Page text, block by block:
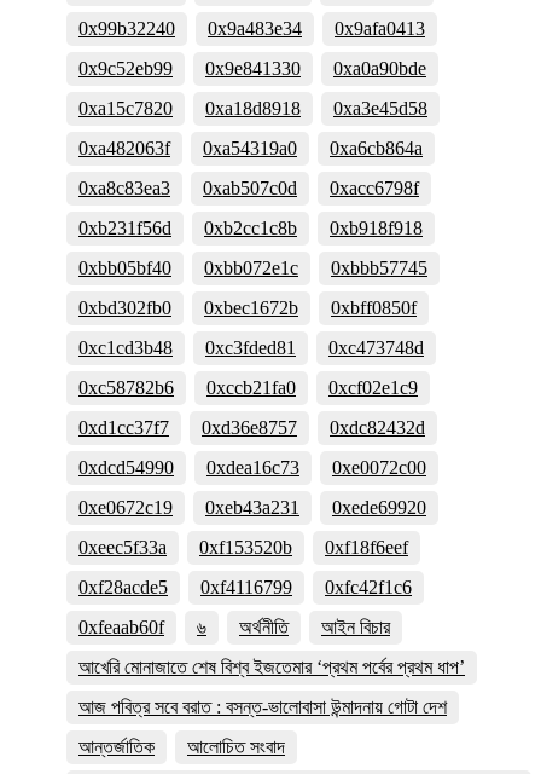
0x99b32240
0x9a483e34
0x9afa0413
0x9c52eb99
0x9e841330
0xa0a90bde
0xa15c7820
0xa18d8918
0xa3e45d58
0xa482063f
0xa54319a0
0xa6cb864a
0xa8c83ea3
0xab507c0d
0xacc6798f
0xb231f56d
0xb2cc1c8b
0xb918f918
0xbb05bf40
0xbb072e1c
0xbbb57745
0xbd302fb0
0xbec1672b
0xbff0850f
0xc1cd3b48
0xc3fded81
0xc473748d
0xc58782b6
0xccb21fa0
0xcf02e1c9
0xd1cc37f7
0xd36e8757
0xdc82432d
0xdcd54990
0xdea16c73
0xe0072c00
0xe0672c19
0xeb43a231
0xede69920
0xeec5f33a
0xf153520b
0xf18f6eef
0xf28acde5
0xf4116799
0xfc42f1c6
0xfeaab60f
৬ অর্থনীতি
আইন বিচার
আখেরি মোনাজাতে শেষ বিশ্ব ইজতেমার ‘প্রথম পর্বের প্রথম ধাপ’
আজ পবিত্র সবে বরাত : বসন্ত-ভালোবাসা উন্মাদনায় গোটা দেশ
আন্তর্জাতিক
আলোচিত সংবাদ